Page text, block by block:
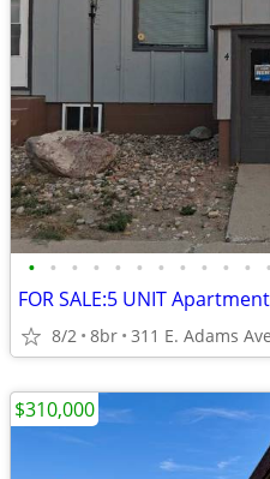
• • • • • • • • • • • •
FOR SALE:5 UNIT
8/2 8br 311 E. Adams
$310,000